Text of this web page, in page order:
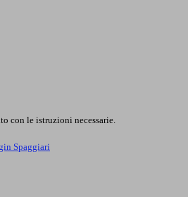
con le istruzioni necessarie.
Spaggiari